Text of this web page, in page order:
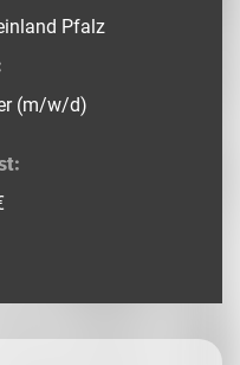
Pfalz
(m/w/d)